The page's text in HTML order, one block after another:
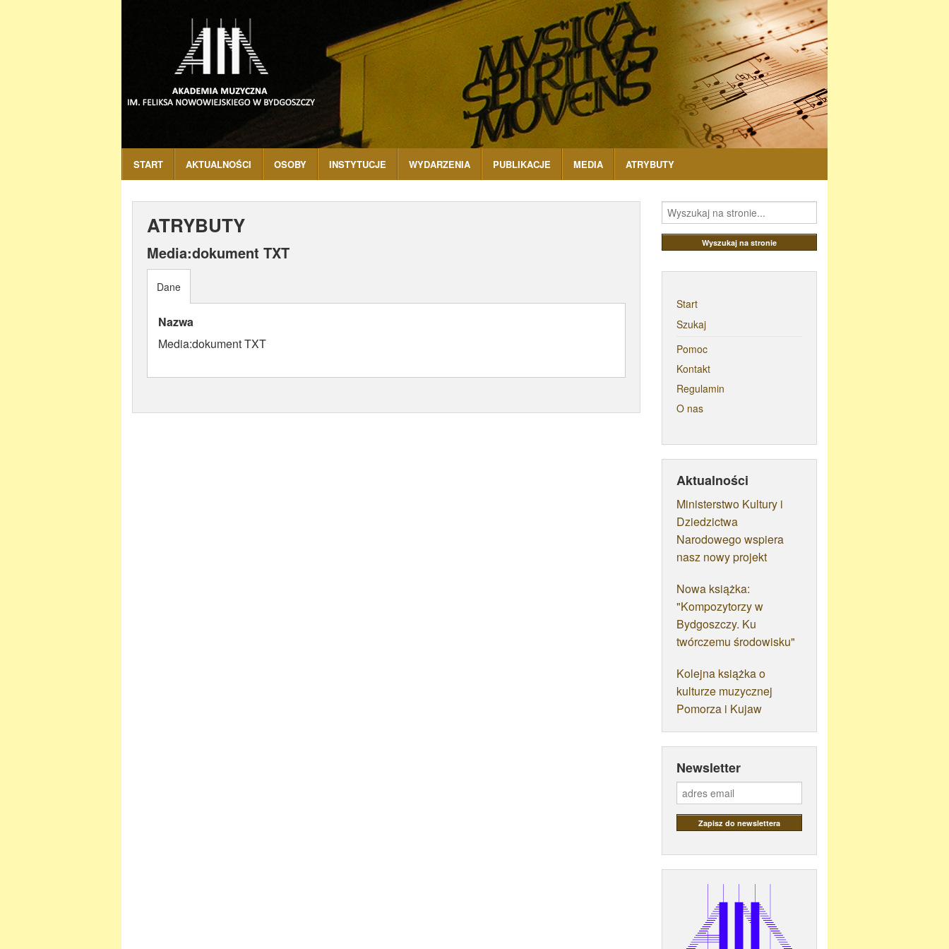
START AKTUALNOŚCI OSOBY INSTYTUCJE WYDARZENIA PUBLIKACJE MEDIA ATRYBUTY
ATRYBUTY
Media:dokument TXT
Dane
Nazwa
Media:dokument TXT
Start
Szukaj
Pomoc
Kontakt
Regulamin
O nas
Aktualności
Ministerstwo Kultury i
Dziedzictwa
Narodowego wspiera
nasz nowy projekt
Nowa książka:
"Kompozytorzy w
Bydgoszczy. Ku
twórczemu środowisku"
Kolejna książka o
kulturze muzycznej
Pomorza i Kujaw
Newsletter